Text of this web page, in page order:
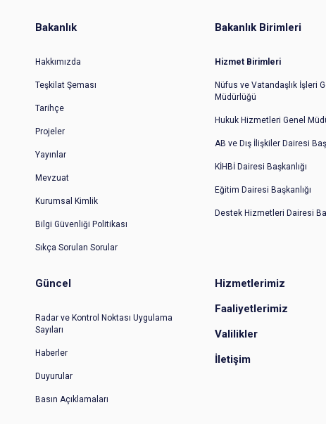
Bakanlık
Hakkımızda
Teşkilat Şeması
Tarihçe
Projeler
Yayınlar
Mevzuat
Kurumsal Kimlik
Bilgi Güvenliği Politikası
Sıkça Sorulan Sorular
Bakanlık Birimleri
Hizmet Birimleri
Nüfus ve Vatandaşlık İşleri
Müdürlüğü
Hukuk Hizmetleri Genel
AB ve Dış İlişkiler Dairesi
KİHBİ Dairesi Başkanlığı
Eğitim Dairesi Başkanlığı
Destek Hizmetleri Dairesi
Güncel
Radar ve Kontrol Noktası Uygulama
Sayıları
Haberler
Duyurular
Basın Açıklamaları
Hizmetlerimiz
Faaliyetlerimiz
Valilikler
İletişim